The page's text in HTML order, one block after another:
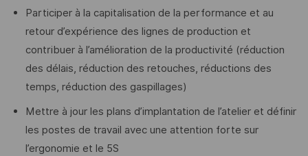
Participer à la capitalisation de la performance et au
retour d’expérience des lignes de production et
contribuer à l’amélioration de la productivité (réduction
des délais, réduction des retouches, réductions des
temps, réduction des gaspillages)
Mettre à jour les plans d’implantation de l’atelier et définir
les postes de travail avec une attention forte sur
l’ergonomie et le 5S